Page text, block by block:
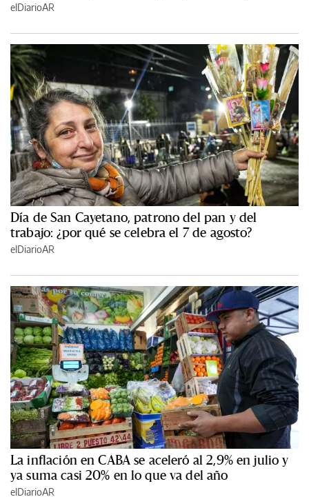
elDiarioAR
Día de San Cayetano, patrono del pan y del
trabajo: ¿por qué se celebra el 7 de agosto?
elDiarioAR
La inflación en CABA se aceleró al 2,9% en julio y
ya suma casi 20% en lo que va del año
elDiarioAR